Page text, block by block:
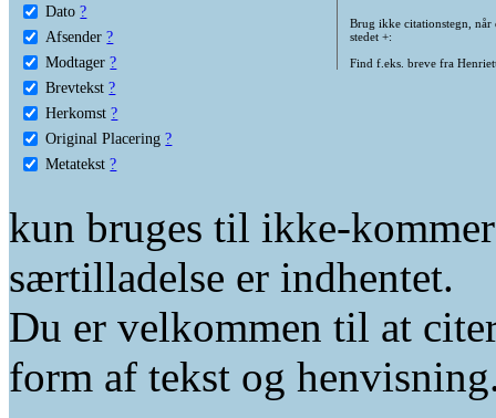
Dato ?
Afsender ?
Modtager ?
Brevtekst ?
Herkomst ?
Original Placering ?
Metatekst ?
Brug ikke citationstegn, når
stedet +:
Find f.eks. breve fra
kun bruges til ikke-
særtilladelse er indhentet.
Du er velkommen til at
form af tekst og